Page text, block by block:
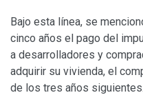
Bajo esta línea, se
cinco años el pago del
a desarrolladores y
adquirir su vivienda, el
de los tres años siguientes.